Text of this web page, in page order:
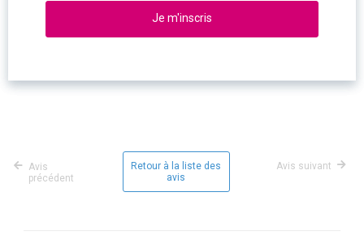
Je m'inscris
Avis
précédent
Retour à la liste des
avis
Avis suivant